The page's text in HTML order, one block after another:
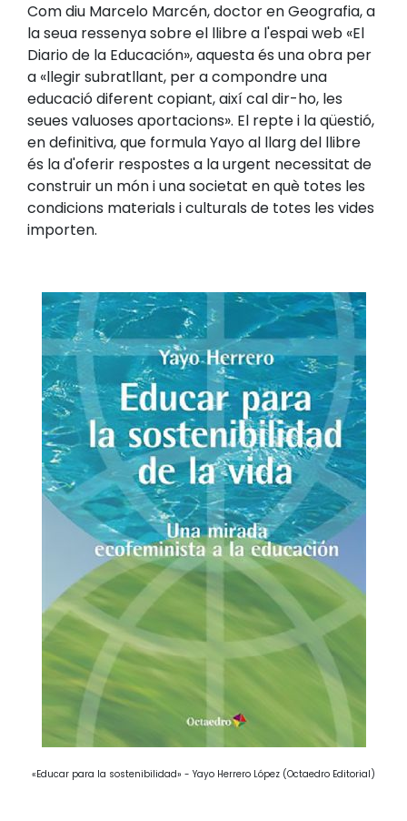
Com diu Marcelo Marcén, doctor en Geografia, a
la seua ressenya sobre el llibre a l'espai web «El
Diario de la Educación», aquesta és una obra per
a «llegir subratllant, per a compondre una
educació diferent copiant, així cal dir-ho, les
seues valuoses aportacions». El repte i la qüestió,
en definitiva, que formula Yayo al llarg del llibre
és la d'oferir respostes a la urgent necessitat de
construir un món i una societat en què totes les
condicions materials i culturals de totes les vides
importen.
«Educar para la sostenibilidad» - Yayo Herrero López (Octaedro Editorial)